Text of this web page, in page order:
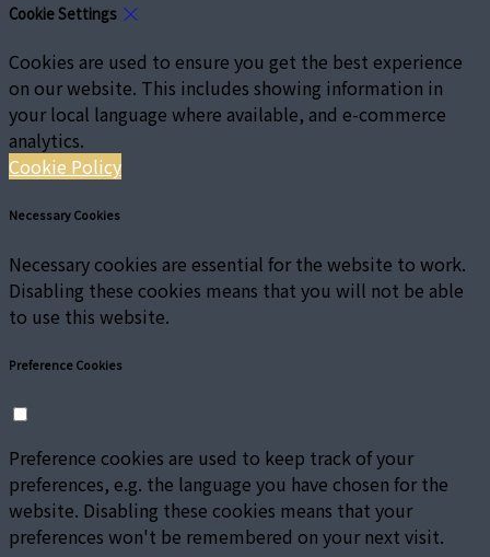
Cookie Settings
Cookies are used to ensure you get the best experience
on our website. This includes showing information in
your local language where available, and e-commerce
analytics.
Cookie Policy
Necessary Cookies
Necessary cookies are essential for the website to work.
Disabling these cookies means that you will not be able
to use this website.
Preference Cookies
Preference cookies are used to keep track of your
preferences, e.g. the language you have chosen for the
website. Disabling these cookies means that your
preferences won't be remembered on your next visit.